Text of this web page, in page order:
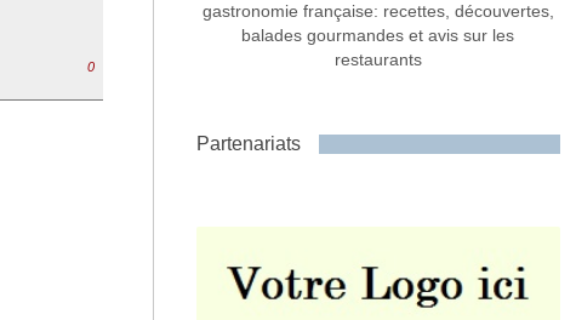
Commentaire ou message *
0
gastronomie française: recettes, découvertes,
balades gourmandes et avis sur les
restaurants
Partenariats